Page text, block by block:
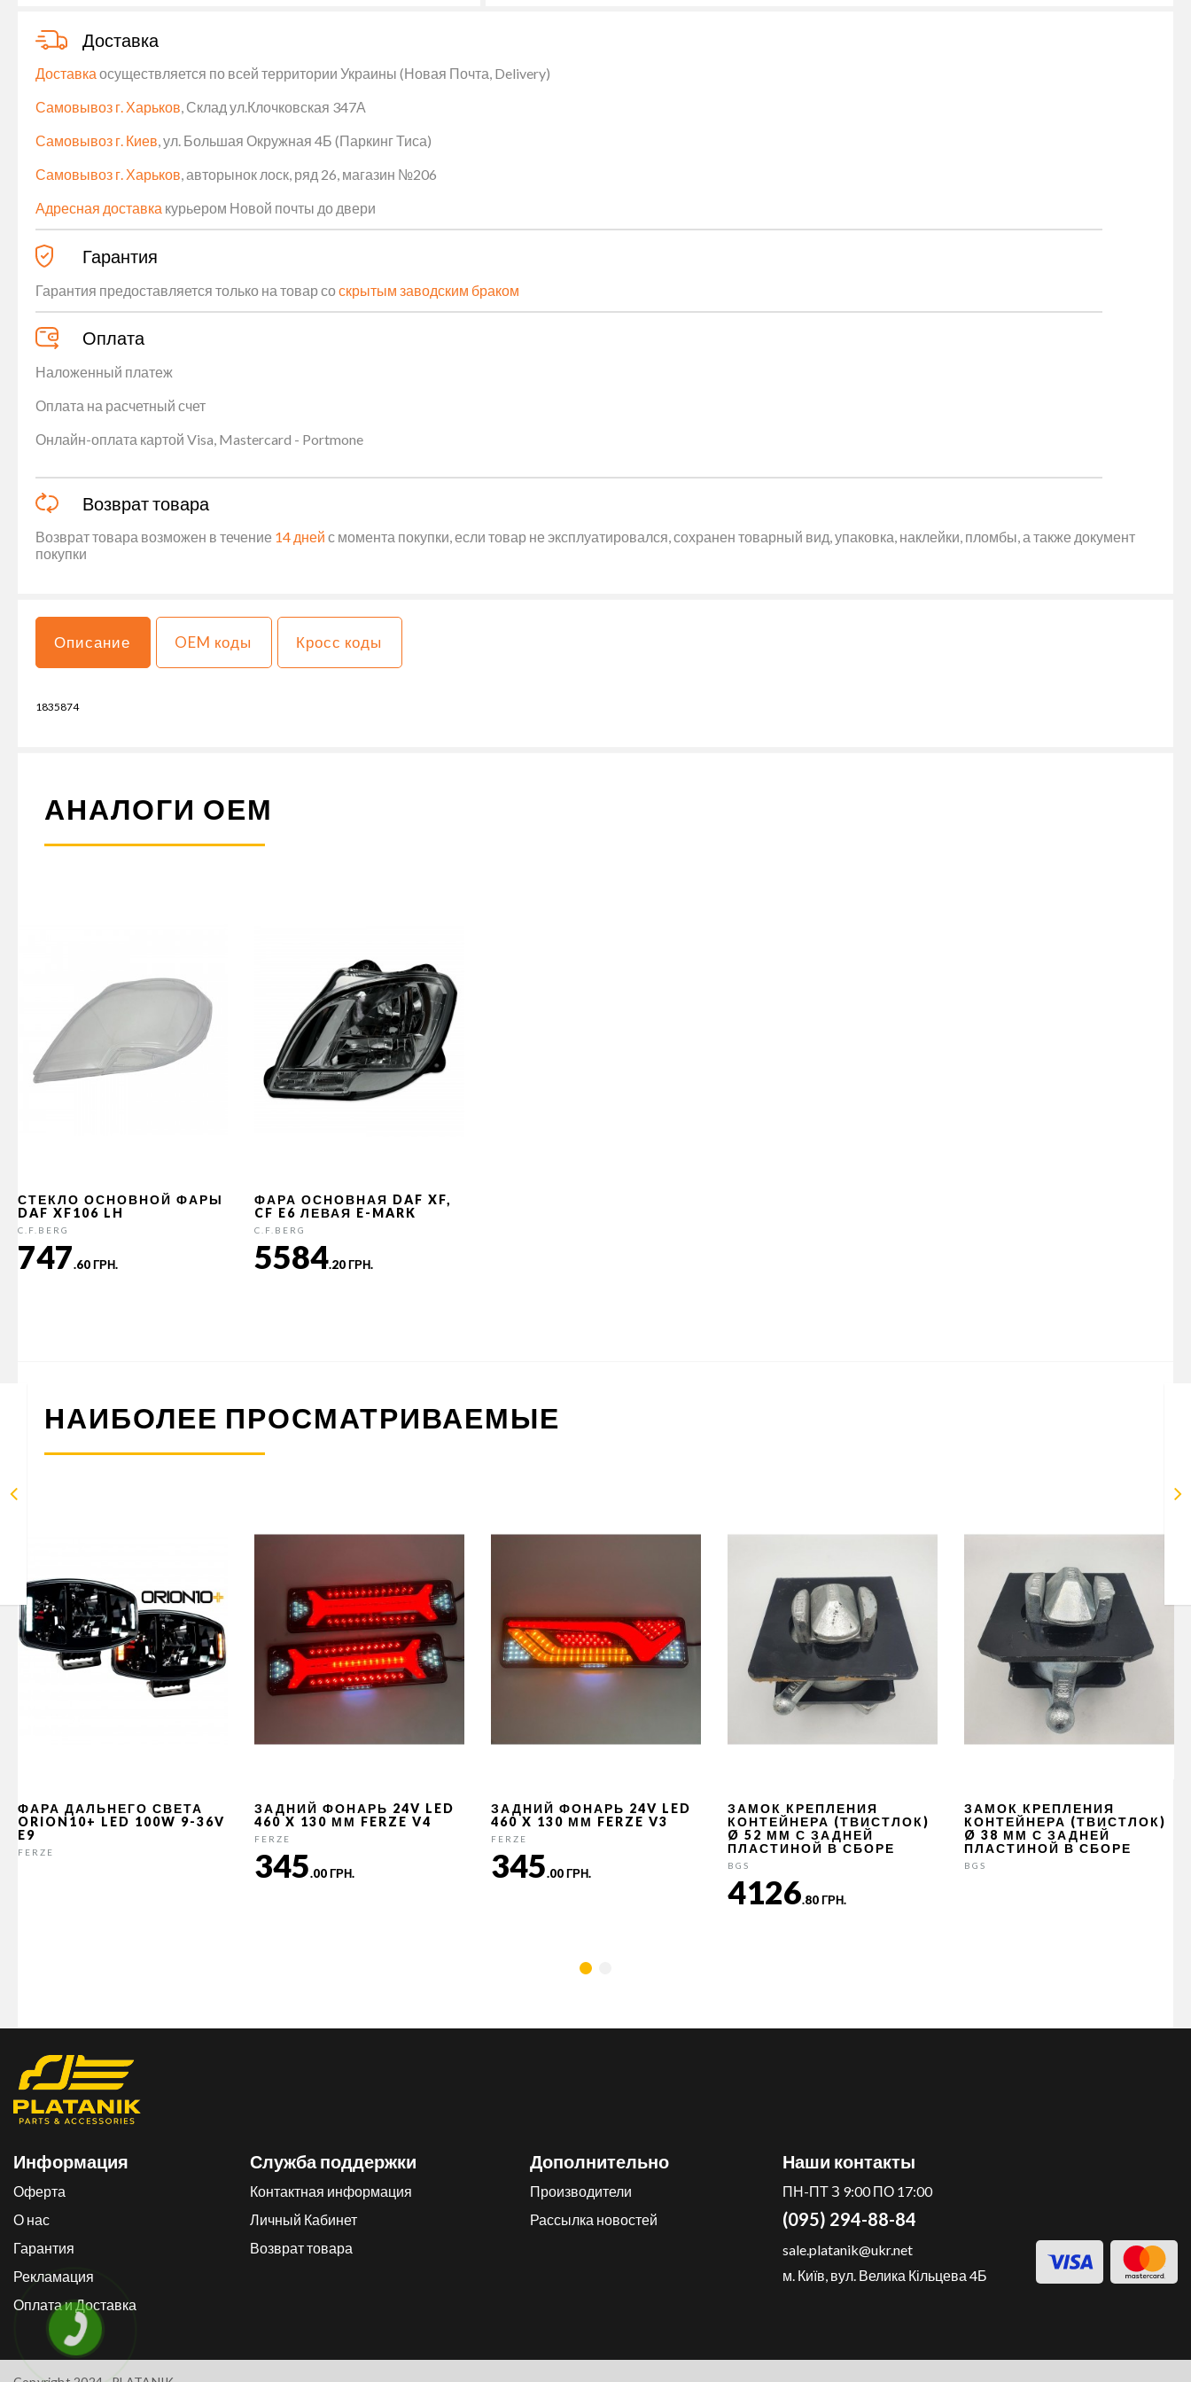
Доставка
Доставка осуществляется по всей территории Украины (Новая Почта, Delivery)
Самовывоз г. Харьков , Склад ул.Клочковская 347А
Самовывоз г. Киев , ул. Большая Окружная 4Б (Паркинг Тиса)
Самовывоз г. Харьков , авторынок лоск, ряд 26, магазин №206
Адресная доставка курьером Новой почты до двери
Гарантия
Гарантия предоставляется только на товар соскрытым заводским браком
Оплата
Наложенный платеж
Оплата на расчетный счет
Онлайн-оплата картой Visa, Mastercard - Portmone
Возврат товара
Возврат товара возможен в течение 14 дней с момента покупки, если товар не эксплуатировался, сохранен товарный вид, упаковка, наклейки, пломбы, а также документ
покупки
Описание OEM коды Кросс коды
1835874
АНАЛОГИ ОЕМ
СТЕКЛО ОСНОВНОЙ ФАРЫ
DAF XF106 LH
C.F.BERG
747.60 ГРН.
ФАРА ОСНОВНАЯ DAF XF,
CF E6 ЛЕВАЯ E-MARK
C.F.BERG
5584.20 ГРН.
НАИБОЛЕЕ ПРОСМАТРИВАЕМЫЕ
ФАРА ДАЛЬНЕГО СВЕТА
ORION10+ LED 100W 9-36V
E9
FERZE
ЗАДНИЙ ФОНАРЬ 24V LED
460 X 130 ММ FERZE V4
FERZE
345.00 ГРН.
ЗАДНИЙ ФОНАРЬ 24V LED
460 X 130 ММ FERZE V3
FERZE
345.00 ГРН.
ЗАМОК КРЕПЛЕНИЯ
КОНТЕЙНЕРА (ТВИСТЛОК)
Ø 52 ММ С ЗАДНЕЙ
ПЛАСТИНОЙ В СБОРЕ
BGS
4126.80 ГРН.
ЗАМОК КРЕПЛЕНИЯ
КОНТЕЙНЕРА (ТВИСТЛОК)
Ø 38 ММ С ЗАДНЕЙ
ПЛАСТИНОЙ В СБОРЕ
BGS
Информация
Оферта
О нас
Гарантия
Рекламация
Оплата и Доставка
Служба поддержки
Контактная информация
Личный Кабинет
Возврат товара
Дополнительно
Производители
Рассылка новостей
Наши контакты
ПН-ПТ З 9:00 ПО 17:00
(095) 294-88-84
sale.platanik@ukr.net
м. Київ, вул. Велика Кільцева 4Б